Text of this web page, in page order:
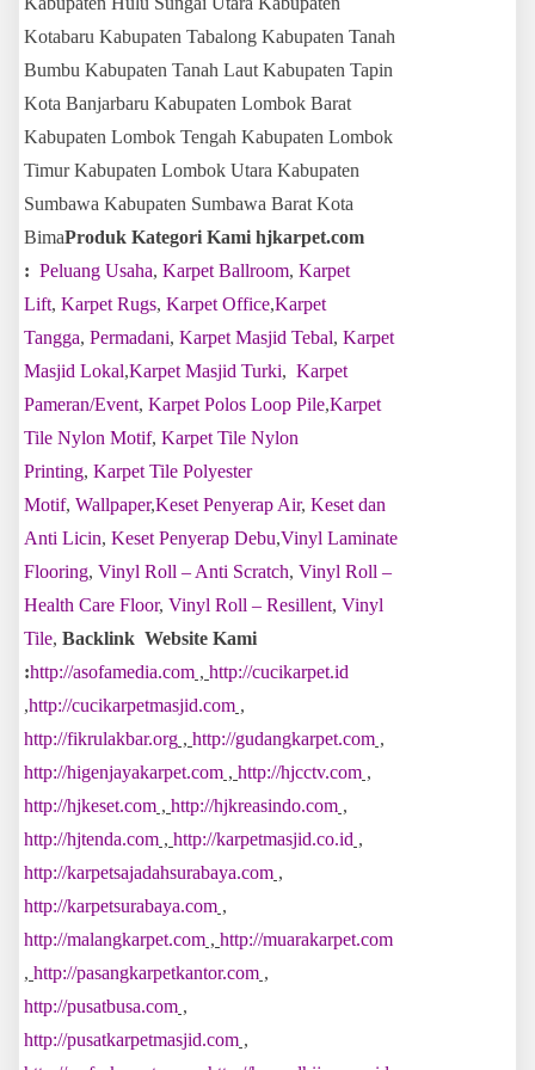
Kotabaru Kabupaten Tabalong Kabupaten Tanah
Bumbu Kabupaten Tanah Laut Kabupaten Tapin
Kota Banjarbaru Kabupaten Lombok Barat
Kabupaten Lombok Tengah Kabupaten Lombok
Timur Kabupaten Lombok Utara Kabupaten
Sumbawa Kabupaten Sumbawa Barat Kota
BimaProduk Kategori Kami hjkarpet.com
: Peluang Usaha, Karpet Ballroom, Karpet
Lift, Karpet Rugs, Karpet Office,Karpet
Tangga, Permadani, Karpet Masjid Tebal, Karpet
Masjid Lokal,Karpet Masjid Turki, Karpet
Pameran/Event, Karpet Polos Loop Pile,Karpet
Tile Nylon Motif, Karpet Tile Nylon
Printing, Karpet Tile Polyester
Motif, Wallpaper,Keset Penyerap Air, Keset dan
Anti Licin, Keset Penyerap Debu,Vinyl Laminate
Flooring, Vinyl Roll – Anti Scratch, Vinyl Roll –
Health Care Floor, Vinyl Roll – Resillent, Vinyl
Tile, Backlink Website Kami
:http://asofamedia.com , http://cucikarpet.id
,http://cucikarpetmasjid.com ,
http://fikrulakbar.org , http://gudangkarpet.com ,
http://higenjayakarpet.com , http://hjcctv.com ,
http://hjkeset.com , http://hjkreasindo.com ,
http://hjtenda.com , http://karpetmasjid.co.id ,
http://karpetsajadahsurabaya.com ,
http://karpetsurabaya.com ,
http://malangkarpet.com , http://muarakarpet.com
, http://pasangkarpetkantor.com ,
http://pusatbusa.com ,
http://pusatkarpetmasjid.com ,